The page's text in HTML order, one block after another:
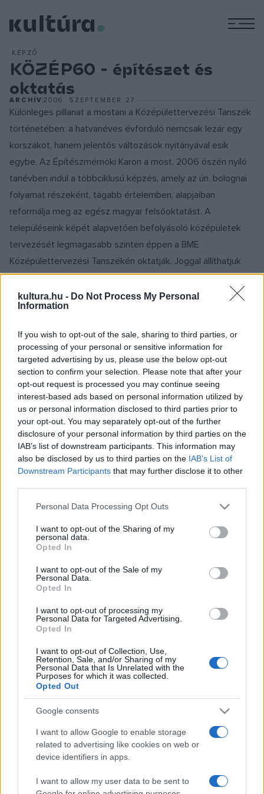
kultura.hu - Do Not Process My Personal
Information
If you wish to opt-out of the sale, sharing to third parties, or
processing of your personal or sensitive information for
targeted advertising by us, please use the below opt-out
section to confirm your selection. Please note that after your
opt-out request is processed you may continue seeing
interest-based ads based on personal information utilized by
us or personal information disclosed to third parties prior to
your opt-out. You may separately opt-out of the further
disclosure of your personal information by third parties on the
IAB’s list of downstream participants. This information may
also be disclosed by us to third parties on the IAB’s List of
Downstream Participants that may further disclose it to other
Please note that this website/app uses one or more Google
not limited to your visit or usage behaviour. You may click to
grant or deny consent to Google and its third-party tags to
use your data for below specified purposes in below Google
consent section.
Personal Data Processing Opt Outs
I want to opt-out of the Sharing of my
personal data.
Opted In
I want to opt-out of the Sale of my
Personal Data.
Opted In
I want to opt-out of processing my
Personal Data for Targeted Advertising.
Opted In
I want to opt-out of Collection, Use,
Retention, Sale, and/or Sharing of my
Personal Data that Is Unrelated with the
Purposes for which it was collected.
Opted Out
Google consents
I want to allow Google to enable storage
related to advertising like cookies on web or
device identifiers in apps.
I want to allow my user data to be sent to
KÉPZŐ
KÖZÉP60 - építészet és
oktatás
ARCHÍV2006. SZEPTEMBER 27.
Különleges pillanat a mostani a Középülettervezési Tanszék
történetében: a hatvanéves évforduló nemcsak lezár egy
korszakot, hanem jelentős változások nyitányával esik
egybe. Az Építészmérnöki Karon a most, 2006 őszén nyíló
tanévben indul a többciklusú képzés, amely az ún. bolognai
folyamat részeként, tágabb értelemben, alapjaiban
reformálja meg az egész magyar felsőoktatást. A
településeink képét alapvetően befolyásoló középületek
tervezését legmagasabb szinten éppen a BME
Középülettervezési Tanszékén oktatják. Joggal állíthatjuk
tehát, hogy a Tanszék, mindenkori oktatói és az itt
diplomázott számos kiváló építész révén, meghatározó
szerepet töltött és tölt be ma is Magyarország
mítosz és aura, amely a Középülettervezési Tanszéket
Weichinger Károly óta kíséri hallgatók és oktatók, gyakorló
építészek körében, döntően a Tanszéken uralkodó
gondolkodási szabadságon, az oktatók kiválóságán, a
valóságos, egyedi feladatokon és a nyitott
építészetszemléleten is alapul, amely mindig a legmagasabb
követelményeket állítja a hallgató elé, miközben bátorítja az
egyéni elképzelések kibontakozását. S a legfontosabb talán
az első tanszékvezetőtől, Weichinger Károlytól a mai
viszony, az építészeti minőség és az építészhivatás
kultúrateremtő erejében. - Sulyok Miklós A Tanszék
oktatóinak épületei - 1996-2006 A kiállítás helyszíne:
kiállítás megtekinthető: 2006. szeptember 18. - október 15.
Kiállító építészek: Balázs Mihály, Cságoly Ferenc, Fejérdy
Péter, Karácsony Tamás, Kaszás Károly, Klobusovszky Péter,
Lenzsér Péter, Major György, Radványi György, Sugár Péter,
Kiállítóháza, Budapest, III., Lajos u. 158. A Tanszék oktatóinak
épületei - 1946-1996 A kiállítás megtekinthető: 2006.
szeptember 18. - október 15. Kiállító építészek: Breiter Artúr,
Farkasdy Zoltán, Fazakas György, Gádoros Lajos, Hercsuth
György, Hofer Miklós, Jurcsik Károly, Kaszás Károly, Komondy
Zoltán, Krizka György, Müller Ferenc, Puhl Antal, Rimner
János, Török Ferenc, Tróznai Attila, Varga Levente, Virág
Csaba, Weichinger Károly. A kiállítás kurátorai: Sulyok Miklós
művészettörténész, Budapest Galéria; Major György